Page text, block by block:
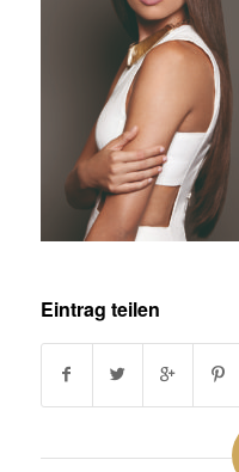
Eintrag teilen